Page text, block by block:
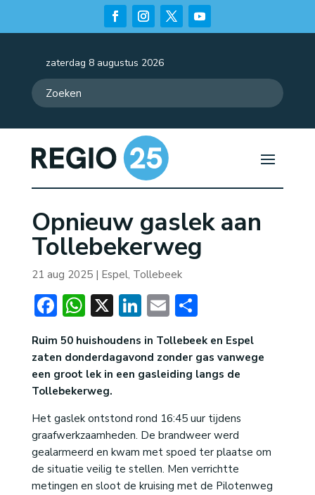
zaterdag 8 augustus 2026
Opnieuw gaslek aan
Tollebekerweg
21 aug 2025| Espel, Tollebeek
Facebook
WhatsApp
X LinkedIn
EmailDelen
Ruim 50 huishoudens in Tollebeek en Espel
zaten donderdagavond zonder gas vanwege
een groot lek in een gasleiding langs de
Tollebekerweg.
Het gaslek ontstond rond 16:45 uur tijdens
graafwerkzaamheden. De brandweer werd
gealarmeerd en kwam met spoed ter plaatse om
de situatie veilig te stellen. Men verrichtte
metingen en sloot de kruising met de Pilotenweg